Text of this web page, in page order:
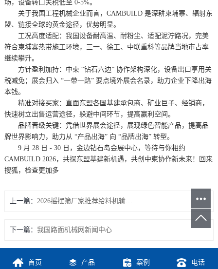
场，设备转口关税低至 0-5%。
关于我国工程机械企业而言，CAMBUILD 是深耕柬埔寨、辐射东
盟、链接全球的黄金途径，优势明显。
工况高度适配：我国设备耐高温、耐粉尘、适配泥泞路况，完美
符合柬埔寨热带施工环境，三一、徐工、中联重科等品牌当地市占率
继续攀升。
方针盈利加持：中柬 “钻石六边” 协作架构深化，设备出口享用关
税减免；展会归入 “一带一路” 要点境外展会名录，助力企业下降出海
本钱。
精准对接买家：直面东盟各国基建承包商、矿业巨子、经销商，
快速树立出售运营途径，躲避中间环节，提高赢利空间。
品牌晋级关键：凭借世界展会途径，展现绿色智能产品，提高品
牌世界影响力，助力从 “产品出海” 向 “品牌出海” 转型。
9 月 28 日 - 30 日，金边钻石岛会展中心，等待与你相约
CAMBUILD 2026，共探东盟基建新机遇，共创中柬协作新未来！回来
搜狐，检查更加多
上一篇： 2026摇摆筛厂家推荐给料机输送机筛分设备滚筒筛振动筛厂家优选指南！
下一篇： 我国路面机械网新闻中心
首页 产品 案例 电话